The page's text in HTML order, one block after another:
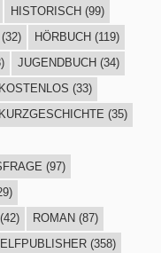
HISTORISCH(99)
(32) HÖRBUCH (119)
JUGENDBUCH (34)
KOSTENLOS (33)
KURZGESCHICHTE (35)
(97)
ROMAN (87)
(358)